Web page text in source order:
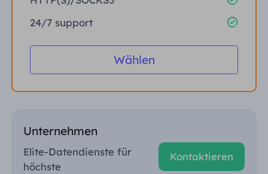
24/7 support
Wählen
Unternehmen
Elite-Datendienste für
höchste
Kontaktieren